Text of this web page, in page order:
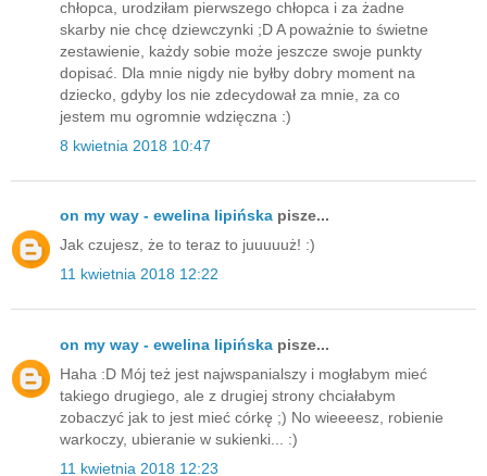
chłopca, urodziłam pierwszego chłopca i za żadne
skarby nie chcę dziewczynki ;D A poważnie to świetne
zestawienie, każdy sobie może jeszcze swoje punkty
dopisać. Dla mnie nigdy nie byłby dobry moment na
dziecko, gdyby los nie zdecydował za mnie, za co
jestem mu ogromnie wdzięczna :)
8 kwietnia 2018 10:47
on my way - ewelina lipińska pisze...
Jak czujesz, że to teraz to juuuuuż! :)
11 kwietnia 2018 12:22
on my way - ewelina lipińska pisze...
Haha :D Mój też jest najwspanialszy i mogłabym mieć
takiego drugiego, ale z drugiej strony chciałabym
zobaczyć jak to jest mieć córkę ;) No wieeeesz, robienie
warkoczy, ubieranie w sukienki... :)
11 kwietnia 2018 12:23